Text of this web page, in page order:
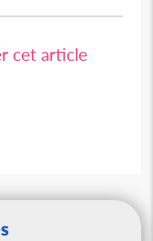
cet article